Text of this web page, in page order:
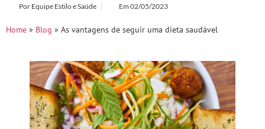
Por Equipe Estilo e Saúde Em 02/05/2023
Home » Blog » As vantagens de seguir uma dieta saudável